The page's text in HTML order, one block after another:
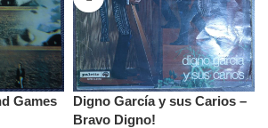
Games
Digno García y sus Carios –
Bravo Digno!